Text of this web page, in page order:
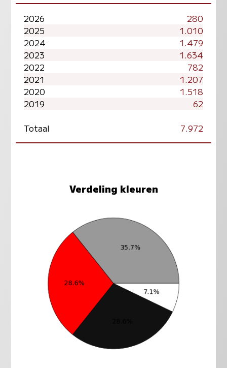
2026
280
2025
1.010
2024
1.479
2023
1.634
2022
782
2021
1.207
2020
1.518
2019
62
Totaal
7.972
Verdeling kleuren